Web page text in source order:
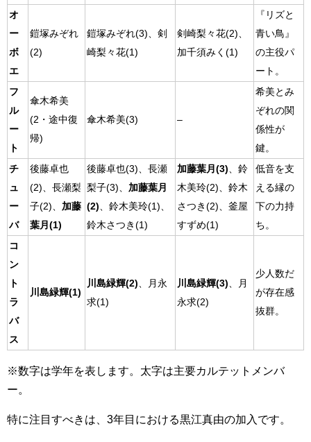
オ
ー
ボ
エ
鎧塚みぞれ
(2)
鎧塚みぞれ(3)、剣
崎梨々花(1)
剣崎梨々花(2)、
加千須みく(1)
『リズと
青い鳥』
の主役パ
ート。
フ
ル
ー
ト
傘木希美
(2・途中復
帰)
傘木希美(3) –
希美とみ
ぞれの関
係性が
鍵。
チ
ュ
ー
バ
後藤卓也
(2)、長瀬梨
子(2)、 加藤
葉月(1)
後藤卓也(3)、長瀬
梨子(3)、 加藤葉月
(2) 、鈴木美玲(1)、
鈴木さつき(1)
加藤葉月(3) 、鈴
木美玲(2)、鈴木
さつき(2)、釜屋
すずめ(1)
低音を支
える縁の
下の力持
ち。
コ
ン
ト
ラ
バ
ス
川島緑輝(1)
川島緑輝(2) 、月永
求(1)
川島緑輝(3) 、月
永求(2)
少人数だ
が存在感
抜群。
※数字は学年を表します。太字は主要カルテットメンバ
ー。
特に注目すべきは、3年目における黒江真由の加入です。